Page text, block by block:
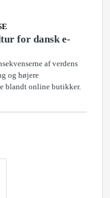
for dansk e-
af verdens
og højere
blandt online butikker.